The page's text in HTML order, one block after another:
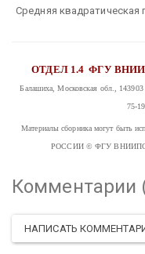
Средняя квадратическая
ОТДЕЛ 1.4ФГУ
Балашиха, Московская обл., 143903
75-19
Материалы сборника могут быть
РОССИИ© ФГУ ВНИИПО
Комментарии
НАПИСАТЬ